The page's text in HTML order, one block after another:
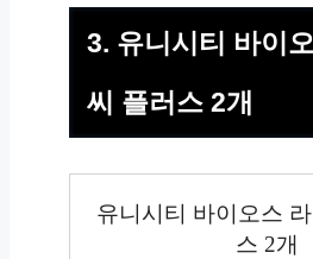
3. 유니시티 바이
씨 플러스 2개
유니시티 바이오스
스 2개